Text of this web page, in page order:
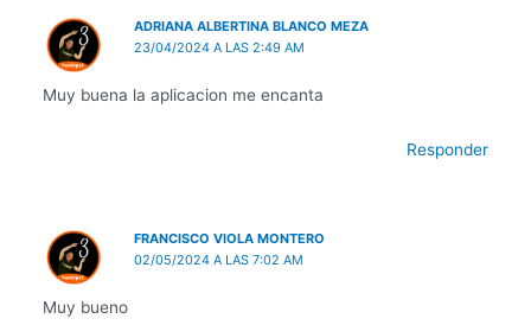
ADRIANA ALBERTINA BLANCO MEZA
23/04/2024 A LAS 2:49 AM
Muy buena la aplicacion me encanta
Responder
FRANCISCO VIOLA MONTERO
02/05/2024 A LAS 7:02 AM
Muy bueno